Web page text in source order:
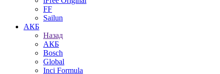
FF
Sailun
АКБ
Назад
АКБ
Bosch
Global
Inci Formula